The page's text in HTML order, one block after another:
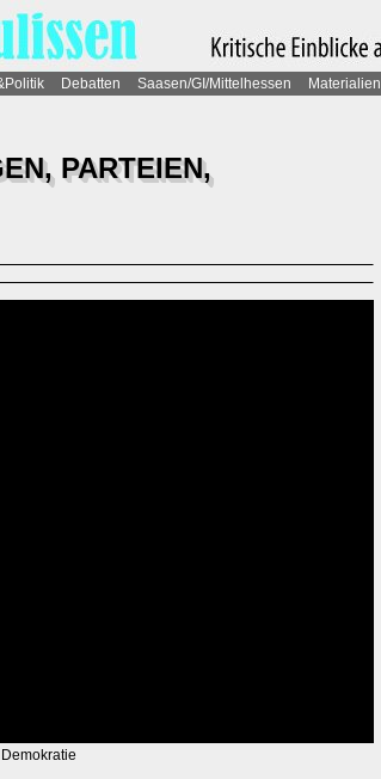
Debatten Saasen/GI/Mittelhessen Materialien
PARTEIEN,